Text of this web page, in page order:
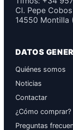
Cl. Pepe Cobos
14550 Montilla
DATOS
Quiénes somos
Noticias
Contactar
¿Cómo comprar?
Preguntas